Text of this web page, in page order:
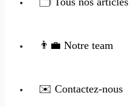
👨‍💼 Notre team
✉️ Contactez-nous